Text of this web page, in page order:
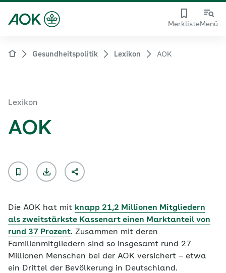
MerklisteMenü
Gesundheitspolitik Lexikon AOK
Lexikon
AOK
Die AOK hat mit knapp 21,2 Millionen Mitgliedern
als zweitstärkste Kassenart einen Marktanteil von
rund 37 Prozent. Zusammen mit deren
Familienmitgliedern sind so insgesamt rund 27
Millionen Menschen bei der AOK versichert – etwa
ein Drittel der Bevölkerung in Deutschland.